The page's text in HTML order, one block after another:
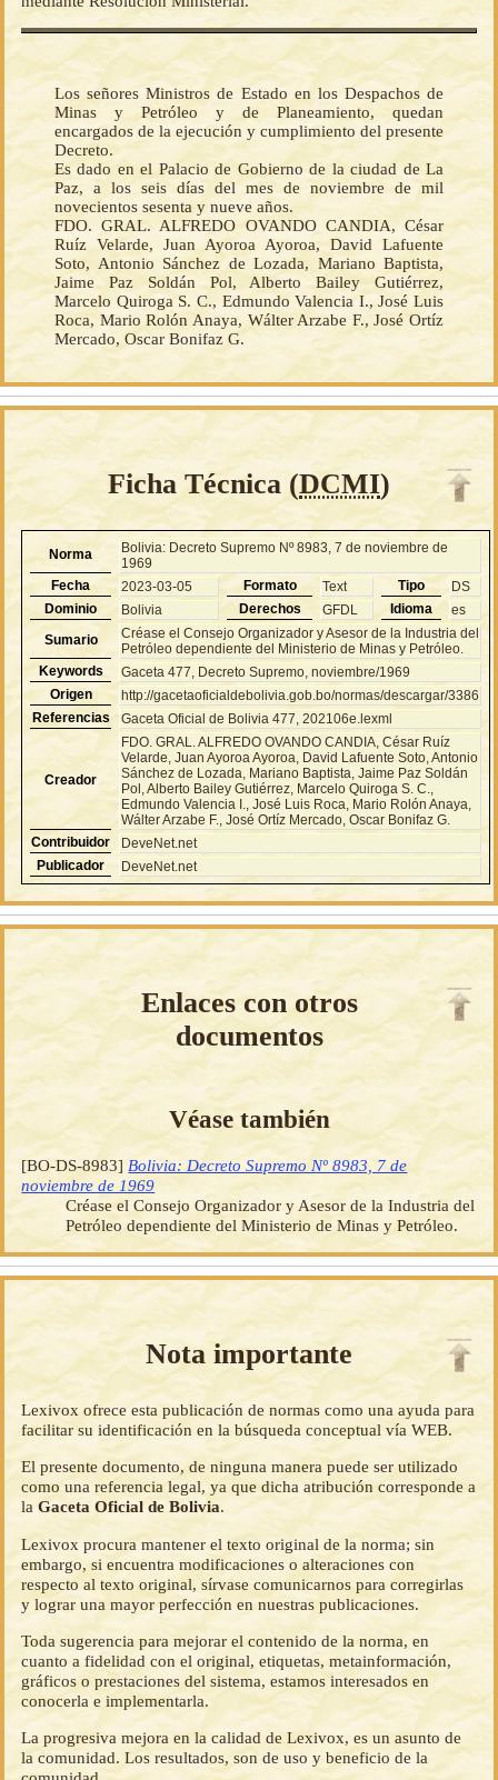
Los señores Ministros de Estado en los Despachos de
Minas y Petróleo y de Planeamiento, quedan
encargados de la ejecución y cumplimiento del presente
Decreto.
Es dado en el Palacio de Gobierno de la ciudad de La
Paz, a los seis días del mes de noviembre de mil
novecientos sesenta y nueve años.
FDO. GRAL. ALFREDO OVANDO CANDIA, César
Ruíz Velarde, Juan Ayoroa Ayoroa, David Lafuente
Soto, Antonio Sánchez de Lozada, Mariano Baptista,
Jaime Paz Soldán Pol, Alberto Bailey Gutiérrez,
Marcelo Quiroga S. C., Edmundo Valencia I., José Luis
Roca, Mario Rolón Anaya, Wálter Arzabe F., José Ortíz
Mercado, Oscar Bonifaz G.
Ficha Técnica (DCMI)
Norma
Bolivia: Decreto Supremo Nº 8983, 7 de noviembre de
1969
Fecha
2023-03-05 Formato Text Tipo
DS
Dominio
Bolivia Derechos GFDL Idioma
es
Sumario
Créase el Consejo Organizador y Asesor de la Industria del
Petróleo dependiente del Ministerio de Minas y Petróleo.
Keywords
Gaceta 477, Decreto Supremo, noviembre/1969
Origen
http://gacetaoficialdebolivia.gob.bo/normas/descargar/3386
Referencias
Gaceta Oficial de Bolivia 477, 202106e.lexml
Creador
FDO. GRAL. ALFREDO OVANDO CANDIA, César Ruíz
Velarde, Juan Ayoroa Ayoroa, David Lafuente Soto, Antonio
Sánchez de Lozada, Mariano Baptista, Jaime Paz Soldán
Pol, Alberto Bailey Gutiérrez, Marcelo Quiroga S. C.,
Edmundo Valencia I., José Luis Roca, Mario Rolón Anaya,
Wálter Arzabe F., José Ortíz Mercado, Oscar Bonifaz G.
Contribuidor
DeveNet.net
Publicador
DeveNet.net
Enlaces con otros
documentos
Véase también
[BO-DS-8983] Bolivia: Decreto Supremo Nº 8983, 7 de
noviembre de 1969
Créase el Consejo Organizador y Asesor de la Industria del
Petróleo dependiente del Ministerio de Minas y Petróleo.
Nota importante
Lexivox ofrece esta publicación de normas como una ayuda para
facilitar su identificación en la búsqueda conceptual vía WEB.
El presente documento, de ninguna manera puede ser utilizado
como una referencia legal, ya que dicha atribución corresponde a
laGaceta Oficial de Bolivia.
Lexivox procura mantener el texto original de la norma; sin
embargo, si encuentra modificaciones o alteraciones con
respecto al texto original, sírvase comunicarnos para corregirlas
y lograr una mayor perfección en nuestras publicaciones.
Toda sugerencia para mejorar el contenido de la norma, en
cuanto a fidelidad con el original, etiquetas, metainformación,
gráficos o prestaciones del sistema, estamos interesados en
conocerla e implementarla.
La progresiva mejora en la calidad de Lexivox, es un asunto de
la comunidad. Los resultados, son de uso y beneficio de la